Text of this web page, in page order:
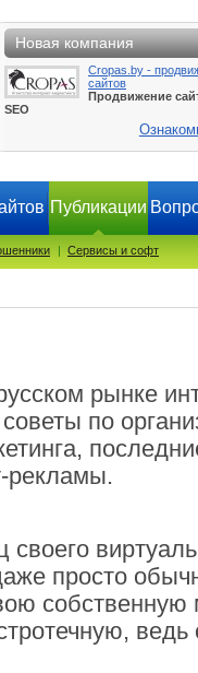
Новая компания
Cropas.by -
сайтов
Продвижение
SEO
Публикации
| Сервисы и софт
рынке
по
рекламы.
просто
ведь